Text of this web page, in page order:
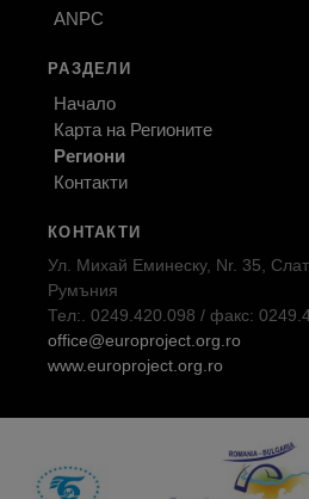
ANPC
РАЗДЕЛИ
Начало
Карта на Регионите
Региони
Контакти
КОНТАКТИ
Ул. Михай Еминеску, Nr. 35,
Румъния
Тел:. 0249.420.098 / факс:
office@europroject.org.ro
www.europroject.org.ro